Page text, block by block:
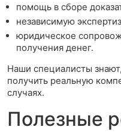
помощь в сборе
независимую
юридическое
получения денег.
Наши специалисты
получить реальную
случаях.
Полезные